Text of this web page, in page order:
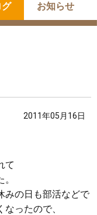
お知らせ
2011年05月16日
て
みの日も部活などで
ったので、